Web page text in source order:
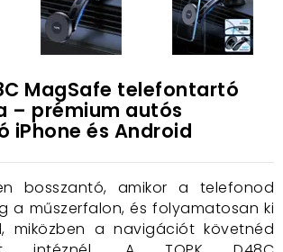
MagSafe telefontartó
– prémium autós
iPhone és Android
bosszantó, amikor a telefonod
a műszerfalon, és folyamatosan ki
miközben a navigációt követnéd